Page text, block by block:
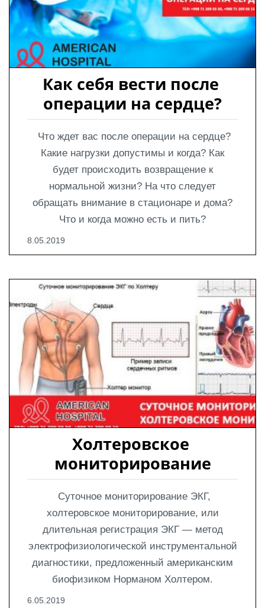
Как себя вести после
операции на сердце?
Что ждет вас после операции на сердце?
Какие нагрузки допустимы и когда? Как
будет происходить возвращение к
нормальной жизни? На что следует
обращать внимание в стационаре и дома?
Что и когда можно есть и пить?
8.05.2019
Холтеровское
мониторирование
Суточное мониторирование ЭКГ,
холтеровское мониторирование, или
длительная регистрация ЭКГ — метод
электрофизиологической инструментальной
диагностики, предложенный американским
биофизиком Норманом Холтером.
6.05.2019